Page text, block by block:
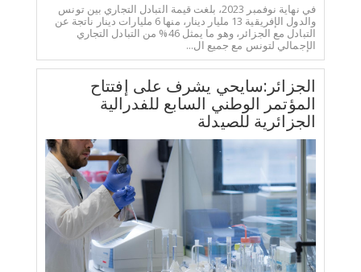
في نهاية نوفمبر 2023، بلغت قيمة التبادل التجاري بين تونس
والدول الإفريقية 13 مليار دينار، منها 6 مليارات دينار ناتجة عن
التبادل مع الجزائر، وهو ما يمثل 46% من التبادل التجاري
الإجمالي لتونس مع جميع ال...
الجزائر:سايحي يشرف على إفتتاح
المؤتمر الوطني السابع للفدرالية
الجزائرية للصيدلة